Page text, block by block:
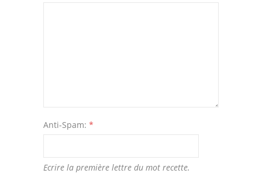
Anti-Spam: *
Ecrire la première lettre du mot recette.